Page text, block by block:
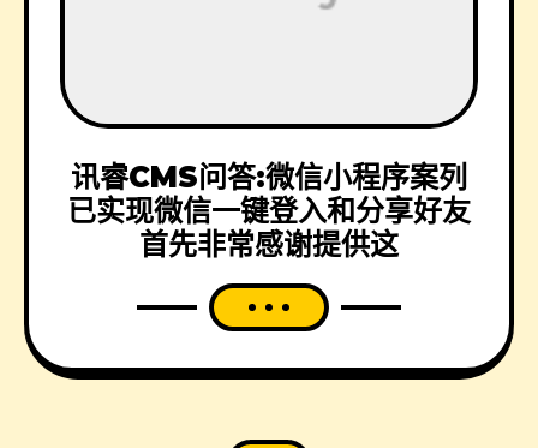
讯睿CMS问答:微信小程序案列
已实现微信一键登入和分享好友
首先非常感谢提供这